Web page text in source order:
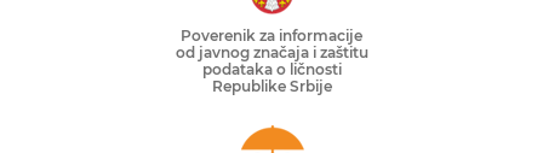
Poverenik za informacije
od javnog značaja i zaštitu
podataka o ličnosti
Republike Srbije